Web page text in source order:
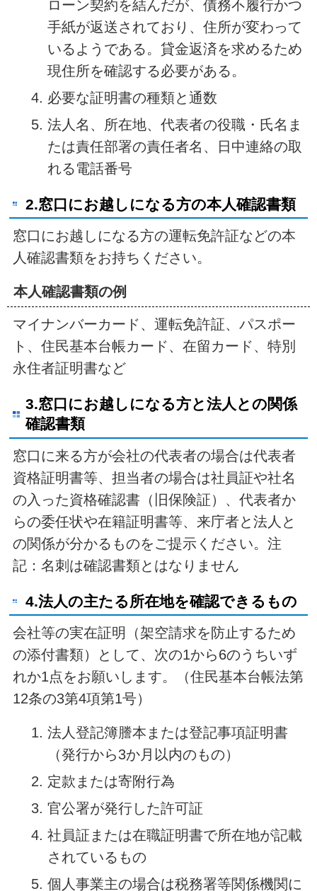
ローン契約を結んだが、債務不履行かつ
手紙が返送されており、住所が変わって
いるようである。貸金返済を求めるため
現住所を確認する必要がある。
必要な証明書の種類と通数
法人名、所在地、代表者の役職・氏名ま
たは責任部署の責任者名、日中連絡の取
れる電話番号
2.窓口にお越しになる方の本人確認書類
窓口にお越しになる方の運転免許証などの本
人確認書類をお持ちください。
本人確認書類の例
マイナンバーカード、運転免許証、パスポー
ト、住民基本台帳カード、在留カード、特別
永住者証明書など
3.窓口にお越しになる方と法人との関係
確認書類
窓口に来る方が会社の代表者の場合は代表者
資格証明書等、担当者の場合は社員証や社名
の入った資格確認書（旧保険証）、 代表者か
らの委任状や在籍証明書等、来庁者と法人と
の関係が分かるものをご提示ください。 注
記：名刺は確認書類とはなりません
4.法人の主たる所在地を確認できるもの
会社等の実在証明（架空請求を防止するため
の添付書類）として、次の1から6のうちいず
れか1点をお願いします。（住民基本台帳法第
12条の3第4項第1号）
法人登記簿謄本または登記事項証明書
（発行から3か月以内のもの）
定款または寄附行為
官公署が発行した許可証
社員証または在職証明書で所在地が記載
されているもの
個人事業主の場合は税務署等関係機関に